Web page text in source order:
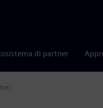
di partner